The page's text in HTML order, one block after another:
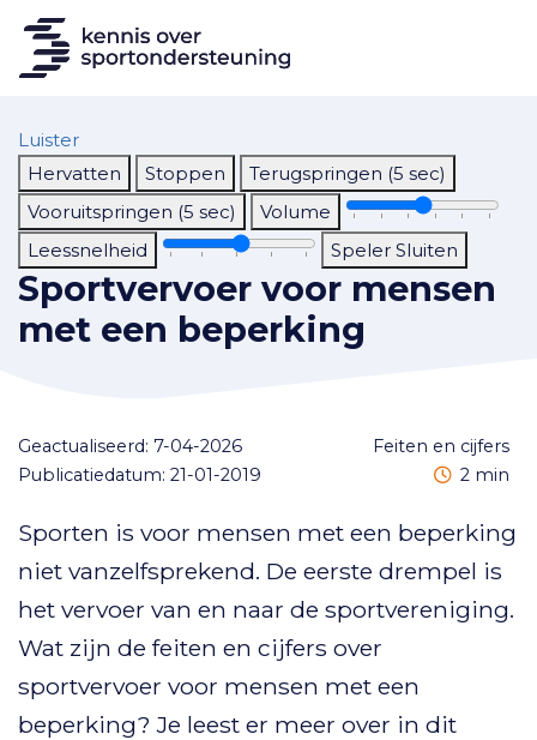
Luister
Hervatten
Stoppen
Terugspringen (5 sec)
Vooruitspringen (5 sec)
Volume
Leessnelheid
Speler Sluiten
Sportvervoer voor mensen
met een beperking
feiten en cijfers
Geactualiseerd: 7-04-2026
Publicatiedatum: 21-01-2019
Leestijd
2 min
Sporten is voor mensen met een beperking
niet vanzelfsprekend. De eerste drempel is
het vervoer van en naar de sportvereniging.
Wat zijn de feiten en cijfers over
sportvervoer voor mensen met een
beperking? Je leest er meer over in dit